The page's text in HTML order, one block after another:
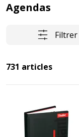
Agendas
Filtrer
731 articles